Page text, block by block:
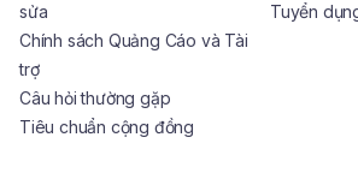
sửa
Chính sách Quảng Cáo và Tài
trợ
Câu hỏi thường gặp
Tiêu chuẩn cộng đồng
Tuyển